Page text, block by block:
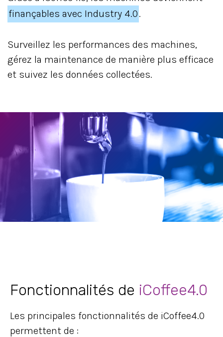
finançables avec Industry 4.0.
Surveillez les performances des machines,
gérez la maintenance de manière plus efficace
et suivez les données collectées.
Fonctionnalités de iCoffee4.0
Les principales fonctionnalités de iCoffee4.0
permettent de :